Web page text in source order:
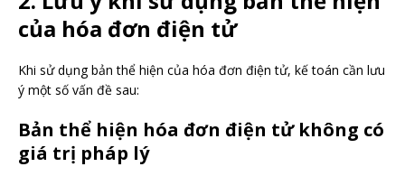
của hóa đơn điện tử
Khi sử dụng bản thể hiện của hóa đơn điện tử, kế toán cần lưu
ý một số vấn đề sau:
Bản thể hiện hóa đơn điện tử không có
giá trị pháp lý